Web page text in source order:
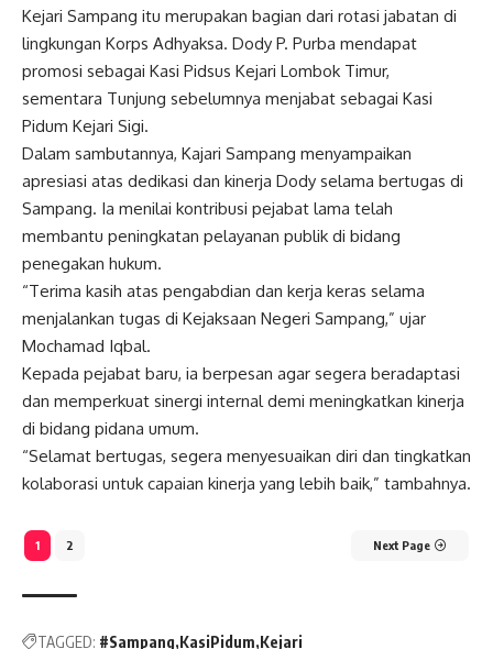
Kejari Sampang itu merupakan bagian dari rotasi jabatan di
lingkungan Korps Adhyaksa. Dody P. Purba mendapat
promosi sebagai Kasi Pidsus Kejari Lombok Timur,
sementara Tunjung sebelumnya menjabat sebagai Kasi
Pidum Kejari Sigi.
Dalam sambutannya, Kajari Sampang menyampaikan
apresiasi atas dedikasi dan kinerja Dody selama bertugas di
Sampang. Ia menilai kontribusi pejabat lama telah
membantu peningkatan pelayanan publik di bidang
penegakan hukum.
“Terima kasih atas pengabdian dan kerja keras selama
menjalankan tugas di Kejaksaan Negeri Sampang,” ujar
Mochamad Iqbal.
Kepada pejabat baru, ia berpesan agar segera beradaptasi
dan memperkuat sinergi internal demi meningkatkan kinerja
di bidang pidana umum.
“Selamat bertugas, segera menyesuaikan diri dan tingkatkan
kolaborasi untuk capaian kinerja yang lebih baik,” tambahnya.
1 2 Next Page
TAGGED: #Sampang KasiPidum Kejari